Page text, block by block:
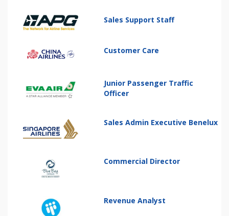
Sales Support Staff
Customer Care
Junior Passenger Traffic
Officer
Sales Admin Executive Benelux
Commercial Director
Revenue Analyst